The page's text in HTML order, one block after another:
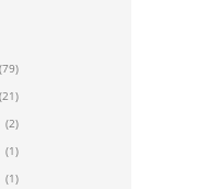
(79)
(21)
(2)
(1)
(1)